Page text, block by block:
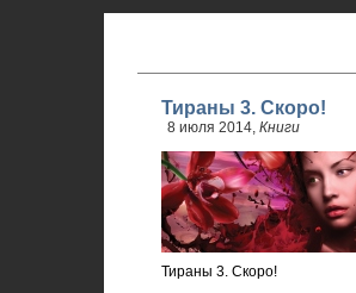
Тираны 3. Скоро!
8 июля 2014, Книги
Тираны 3. Скоро!